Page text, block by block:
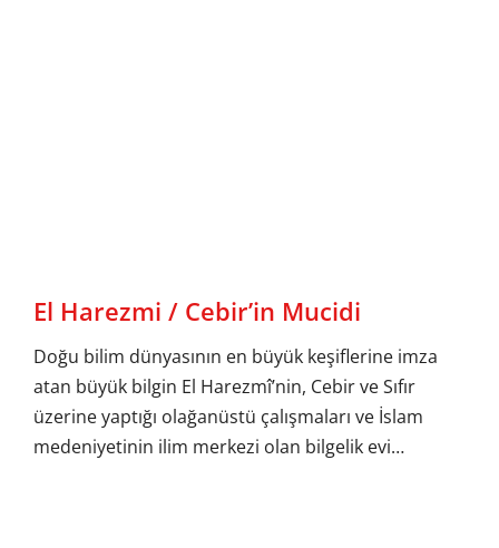
El Harezmi / Cebir’in Mucidi
Doğu bilim dünyasının en büyük keşiflerine imza
atan büyük bilgin El Harezmî’nin, Cebir ve Sıfır
üzerine yaptığı olağanüstü çalışmaları ve İslam
medeniyetinin ilim merkezi olan bilgelik evi…